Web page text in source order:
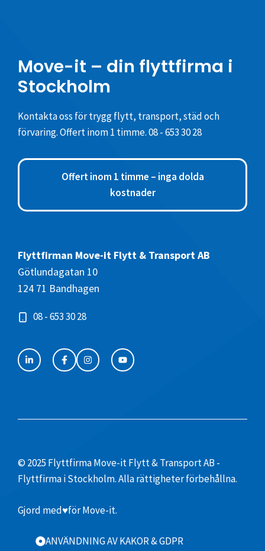
Move-it – din flyttfirma i
Stockholm
Kontakta oss för trygg flytt, transport, städ och
förvaring. Offert inom 1 timme.08 - 653 30 28
Offert inom 1 timme – inga dolda
kostnader
Flyttfirman Move-it Flytt & Transport AB
Götlundagatan 10
124 71 Bandhagen
08 - 653 30 28
© 2025 Flyttfirma Move-it Flytt & Transport AB -
Flyttfirma i Stockholm. Alla rättigheter förbehållna.
Gjord med♥för Move-it.
ANVÄNDNING AV KAKOR & GDPR